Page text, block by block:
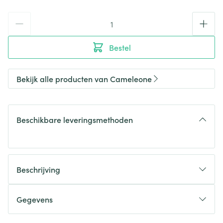
Bestel
Bekijk alle producten van Cameleone
Beschikbare leveringsmethoden
Beschrijving
Gegevens